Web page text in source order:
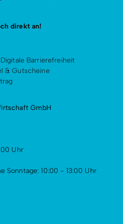
direkt an!
Digitale Barrierefreiheit
& Gutscheine
GmbH
Uhr
Sonntage: 10:00 - 13:00 Uhr